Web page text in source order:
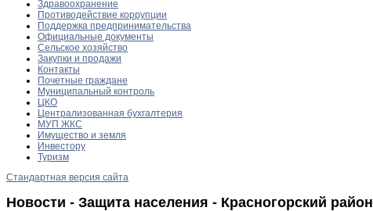
Здравоохранение
Противодействие коррупции
Поддержка предпринимательства
Официальные документы
Сельское хозяйство
Закупки и продажи
Контакты
Почетные граждане
Муниципальный контроль
ЦКО
Централизованная бухгалтерия
МУП ЖКС
Имущество и земля
Инвестору
Туризм
Стандартная версия сайта
Новости - Защита населения - Красногорский район